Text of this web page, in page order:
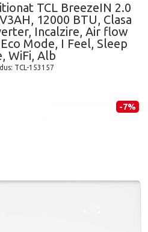
TCL BreezeIN 2.0
12000 BTU, Clasa
Incalzire, Air flow
Mode, I Feel, Sleep
WiFi, Alb
TCL-153157
-7%